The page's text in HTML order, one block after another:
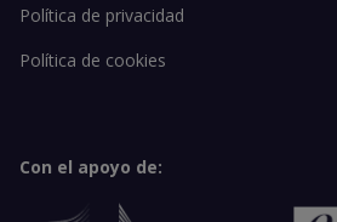
Política de privacidad
Política de cookies
Con el apoyo de: